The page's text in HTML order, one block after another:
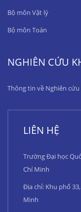
Bộ môn Vật lý
Bộ môn Toán
NGHIÊN CỨU
Thông tin về Nghiên cứu
LIÊN HỆ
Trường Đại học
Chí Minh
Địa chỉ: Khu phố
Minh